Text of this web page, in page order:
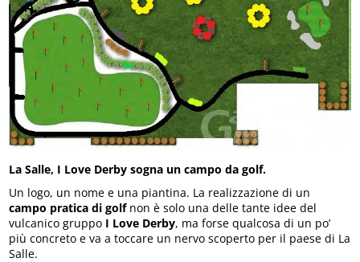
La Salle, I Love Derby sogna un campo da golf.
Un logo, un nome e una piantina. La realizzazione di un
campo pratica di golfnon è solo una delle tante idee del
vulcanico gruppo I Love Derby, ma forse qualcosa di un po’
più concreto e va a toccare un nervo scoperto per il paese di La
Salle.